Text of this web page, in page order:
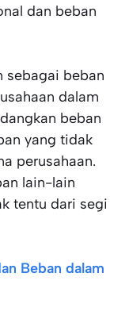
dan beban
sebagai beban
dalam
beban
yang tidak
perusahaan.
lain-lain
tentu dari segi
Beban dalam